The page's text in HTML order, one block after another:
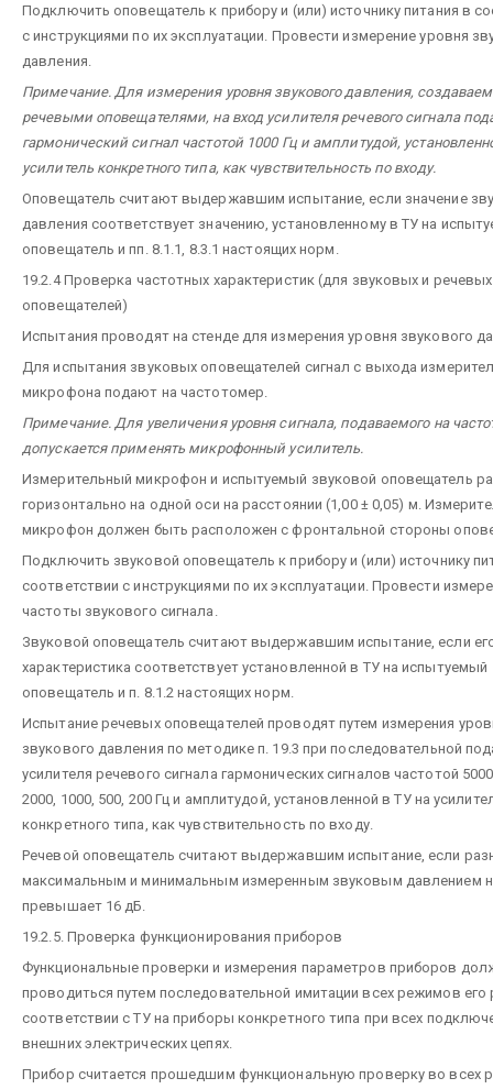
Подключить оповещатель к прибору и (или) источнику питания в
с инструкциями по их эксплуатации. Провести измерение уровня
давления.
Примечание. Для измерения уровня звукового давления,
речевыми оповещателями, на вход усилителя речевого сигнала
гармонический сигнал частотой 1000 Гц и амплитудой,
усилитель конкретного типа, как чувствительность по входу.
Оповещатель считают выдержавшим испытание, если значение
давления соответствует значению, установленному в ТУ на
оповещатель и пп. 8.1.1, 8.3.1 настоящих норм.
19.2.4 Проверка частотных характеристик (для звуковых и речевых
оповещателей)
Испытания проводят на стенде для измерения уровня звукового
Для испытания звуковых оповещателей сигнал с выхода
микрофона подают на частотомер.
Примечание. Для увеличения уровня сигнала, подаваемого на
допускается применять микрофонный усилитель.
Измерительный микрофон и испытуемый звуковой оповещатель
горизонтально на одной оси на расстоянии (1,00 ± 0,05) м.
микрофон должен быть расположен с фронтальной стороны
Подключить звуковой оповещатель к прибору и (или) источнику
соответствии с инструкциями по их эксплуатации. Провести
частоты звукового сигнала.
Звуковой оповещатель считают выдержавшим испытание, если
характеристика соответствует установленной в ТУ на испытуемый
оповещатель и п. 8.1.2 настоящих норм.
Испытание речевых оповещателей проводят путем измерения
звукового давления по методике п. 19.3 при последовательной
усилителя речевого сигнала гармонических сигналов частотой
2000, 1000, 500, 200 Гц и амплитудой, установленной в ТУ на
конкретного типа, как чувствительность по входу.
Речевой оповещатель считают выдержавшим испытание, если
максимальным и минимальным измеренным звуковым давлением
превышает 16 дБ.
19.2.5. Проверка функционирования приборов
Функциональные проверки и измерения параметров приборов
проводиться путем последовательной имитации всех режимов его
соответствии с ТУ на приборы конкретного типа при всех
внешних электрических цепях.
Прибор считается прошедшим функциональную проверку во всех